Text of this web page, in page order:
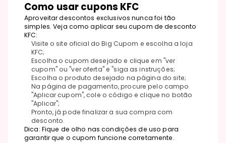
Como usar cupons KFC
Aproveitar descontos exclusivos nunca foi tão
simples. Veja como aplicar seu cupom de desconto
KFC:
Visite o site oficial do Big Cupom e escolha a loja
KFC;
Escolha o cupom desejado e clique em "ver
cupom" ou "ver oferta" e "siga as instruções;
Escolha o produto desejado na página do site;
Na página de pagamento, procure pelo campo
"Aplicar cupom", cole o código e clique no botão
"Aplicar";
Pronto, já pode finalizar a sua compra com
desconto.
Dica: Fique de olho nas condições de uso para
garantir que o cupom funcione corretamente.